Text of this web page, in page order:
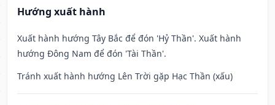
Hướng xuất hành
Xuất hành hướng Tây Bắc để đón 'Hỷ Thần'. Xuất hành
hướng Đông Nam để đón 'Tài Thần'.
Tránh xuất hành hướng Lên Trời gặp Hạc Thần (xấu)